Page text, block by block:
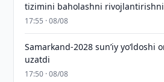
tizimini baholashni
17:55 · 08/08
Samarkand-2028 sunʼiy
uzatdi
17:50 · 08/08